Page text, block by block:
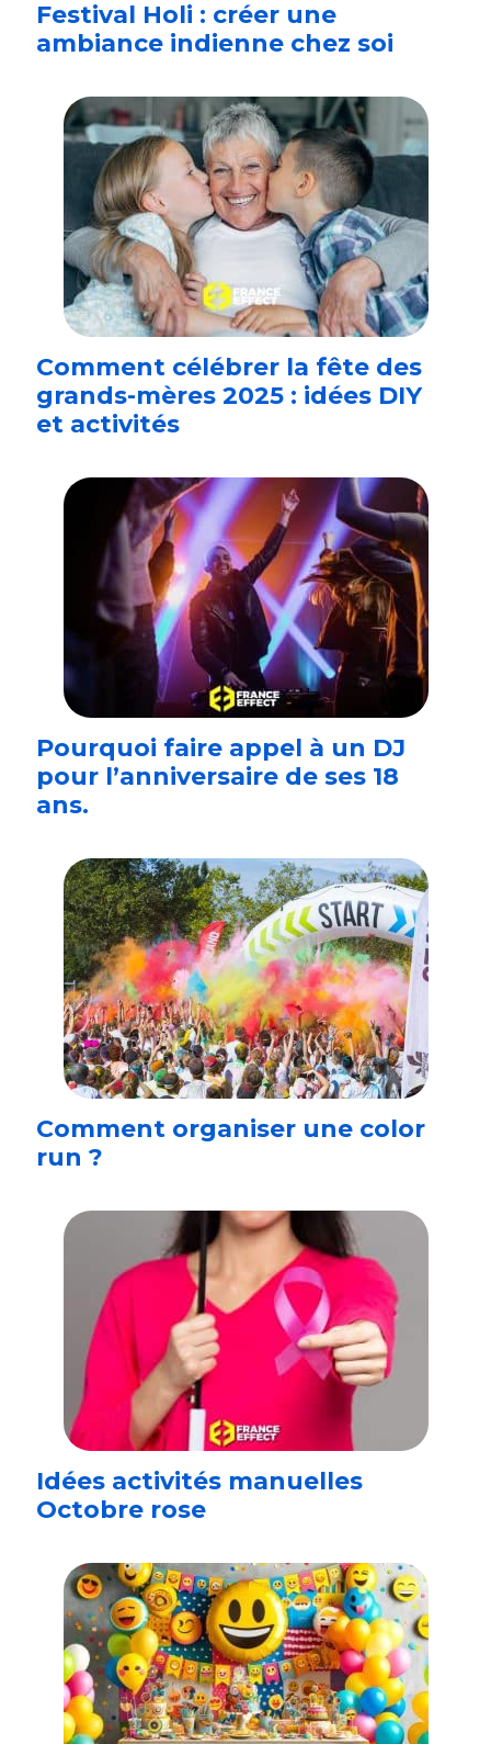
Festival Holi : créer une
ambiance indienne chez soi
Comment célébrer la fête des
grands-mères 2025 : idées DIY
et activités
Pourquoi faire appel à un DJ
pour l’anniversaire de ses 18
ans.
Comment organiser une color
run ?
Idées activités manuelles
Octobre rose